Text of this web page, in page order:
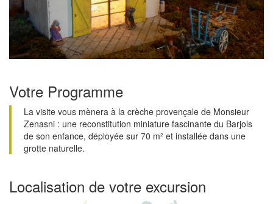
Votre Programme
La visite vous mènera à la crèche provençale de Monsieur
Zenasni : une reconstitution miniature fascinante du Barjols
de son enfance, déployée sur 70 m² et installée dans une
grotte naturelle.
Localisation de votre excursion